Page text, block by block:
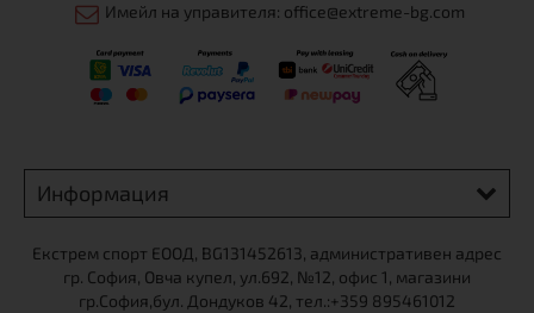
Имейл на управителя: office@extreme-bg.com
Информация
Екстрем спорт ЕООД, BG131452613, административен адрес
гр. София, Овча купел, ул.692, №12, офис 1, магазини
гр.София,бул. Дондуков 42, тел.:+359 895461012